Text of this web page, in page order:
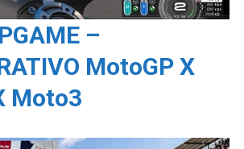
–
MotoGP X
Moto3